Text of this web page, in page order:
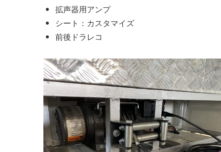
拡声器用アンプ
シート：カスタマイズ
前後ドラレコ